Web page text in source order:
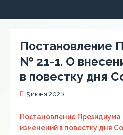
Постановление
№ 21-1. О
в повестку дня
5 июня 2026
Постановление
изменений в повестку дня